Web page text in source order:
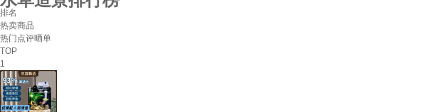
排名
热卖商品
热门点评晒单
TOP
1